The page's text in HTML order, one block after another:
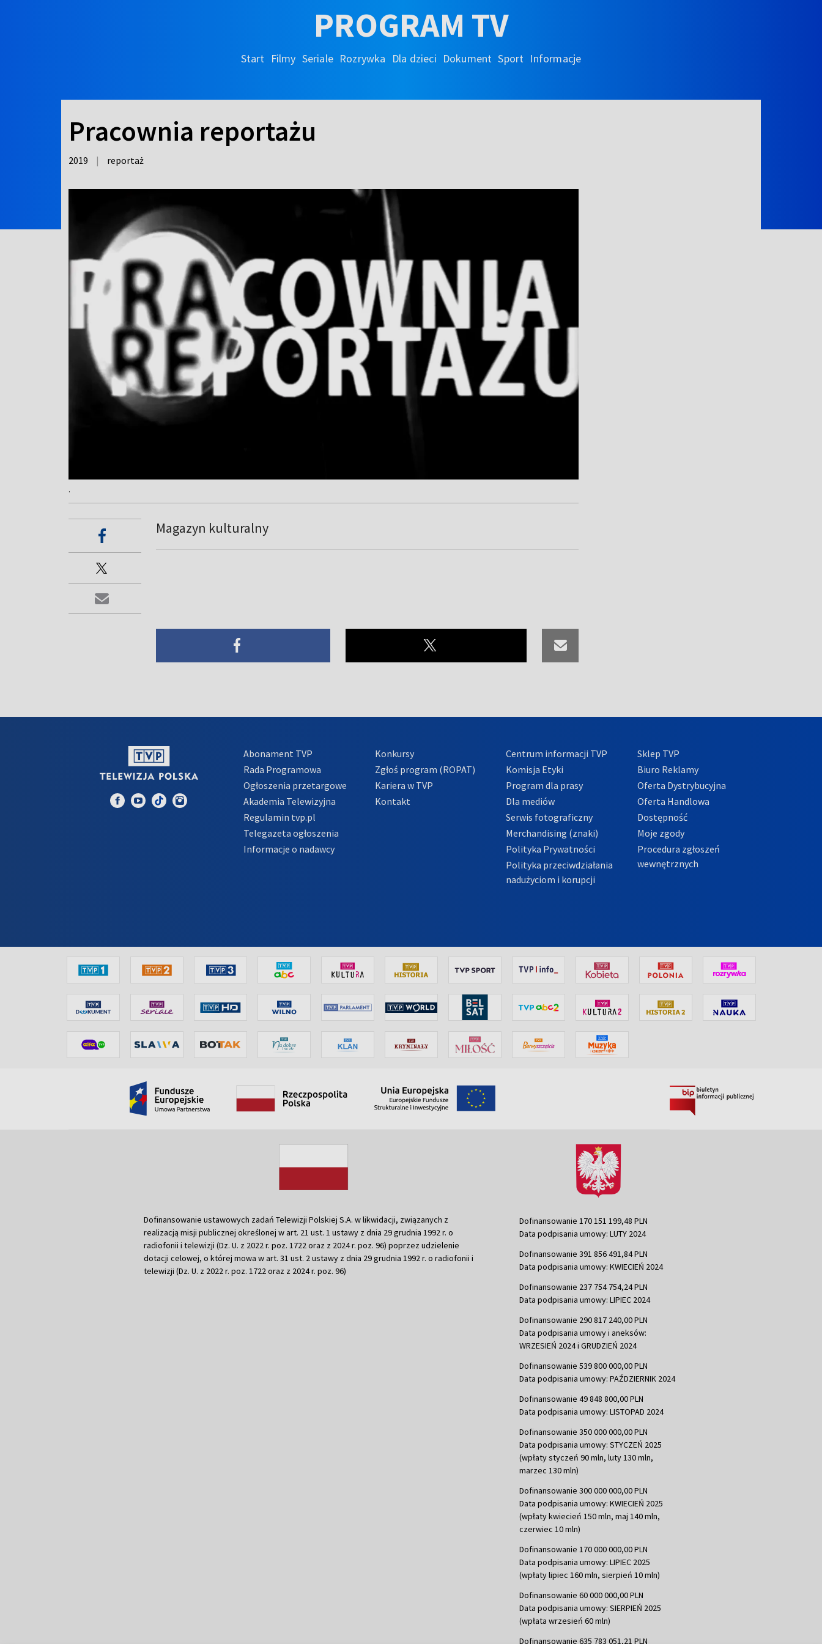
PROGRAM TV
Start Filmy Seriale Rozrywka Dla dzieci Dokument Sport Informacje
Pracownia reportażu
2019 | reportaż
.
Magazyn kulturalny
Abonament TVP
Rada Programowa
Ogłoszenia przetargowe
Akademia Telewizyjna
Regulamin tvp.pl
Telegazeta ogłoszenia
Informacje o nadawcy
Konkursy
Zgłoś program (ROPAT)
Kariera w TVP
Kontakt
Centrum informacji TVP
Komisja Etyki
Program dla prasy
Dla mediów
Serwis fotograficzny
Merchandising (znaki)
Polityka Prywatności
Polityka przeciwdziałania
nadużyciom i korupcji
Sklep TVP
Biuro Reklamy
Oferta Dystrybucyjna
Oferta Handlowa
Dostępność
Moje zgody
Procedura zgłoszeń
wewnętrznych
Dofinansowanie ustawowych zadań Telewizji Polskiej S.A. w likwidacji, związanych z
realizacją misji publicznej określonej w art. 21 ust. 1 ustawy z dnia 29 grudnia 1992 r. o
radiofonii i telewizji (Dz. U. z 2022 r. poz. 1722 oraz z 2024 r. poz. 96) poprzez udzielenie
dotacji celowej, o której mowa w art. 31 ust. 2 ustawy z dnia 29 grudnia 1992 r. o radiofonii i
telewizji (Dz. U. z 2022 r. poz. 1722 oraz z 2024 r. poz. 96)
Dofinansowanie 170 151 199,48 PLN
Data podpisania umowy: LUTY 2024
Dofinansowanie 391 856 491,84 PLN
Data podpisania umowy: KWIECIEŃ 2024
Dofinansowanie 237 754 754,24 PLN
Data podpisania umowy: LIPIEC 2024
Dofinansowanie 290 817 240,00 PLN
Data podpisania umowy i aneksów:
WRZESIEŃ 2024 i GRUDZIEŃ 2024
Dofinansowanie 539 800 000,00 PLN
Data podpisania umowy: PAŹDZIERNIK 2024
Dofinansowanie 49 848 800,00 PLN
Data podpisania umowy: LISTOPAD 2024
Dofinansowanie 350 000 000,00 PLN
Data podpisania umowy: STYCZEŃ 2025
(wpłaty styczeń 90 mln, luty 130 mln,
marzec 130 mln)
Dofinansowanie 300 000 000,00 PLN
Data podpisania umowy: KWIECIEŃ 2025
(wpłaty kwiecień 150 mln, maj 140 mln,
czerwiec 10 mln)
Dofinansowanie 170 000 000,00 PLN
Data podpisania umowy: LIPIEC 2025
(wpłaty lipiec 160 mln, sierpień 10 mln)
Dofinansowanie 60 000 000,00 PLN
Data podpisania umowy: SIERPIEŃ 2025
(wpłata wrzesień 60 mln)
Dofinansowanie 635 783 051,21 PLN